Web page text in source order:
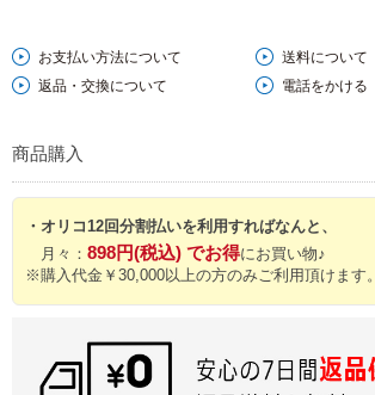
お支払い方法について
送料について
返品・交換について
電話をかける
商品購入
・オリコ12回分割払いを利用すればなんと、
月々： 898円(税込) でお得にお買い物♪
※購入代金￥30,000以上の方のみご利用頂けます。